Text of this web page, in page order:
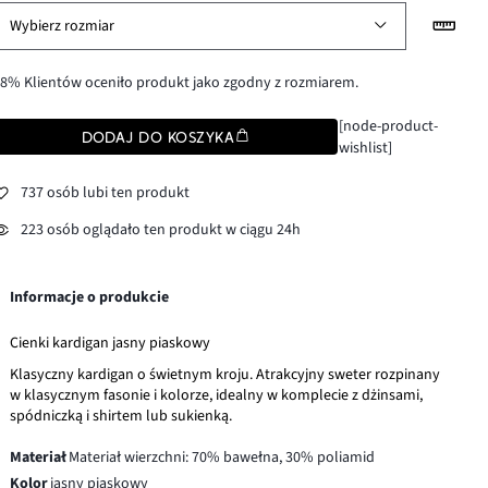
Wybierz rozmiar
Klientów oceniło produkt jako zgodny z rozmiarem.
DODAJ DO KOSZYKA
[node-product-
wishlist]
737 osób lubi ten produkt
223 osób oglądało ten produkt w ciągu 24h
Informacje o produkcie
Cienki kardigan jasny piaskowy
Klasyczny kardigan o świetnym kroju. Atrakcyjny sweter rozpinany
w klasycznym fasonie i kolorze, idealny w komplecie z dżinsami,
spódniczką i shirtem lub sukienką.
MateriałMateriał wierzchni: 70% bawełna, 30% poliamid
Kolorjasny piaskowy